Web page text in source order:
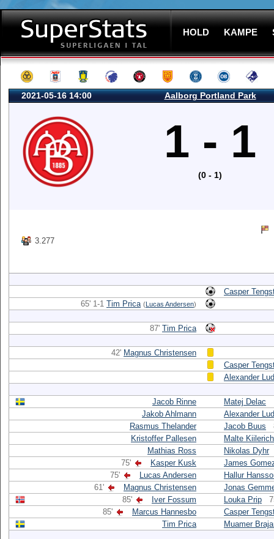
HOLD KAMPE
2021-05-16 14:00 Aalborg Portland Park
1 - 1
(0 - 1)
3.277
Casper
65' 1-1 Tim Prica (Lucas Andersen)
87' Tim Prica
42' Magnus Christensen
Casper
Alexander
Jacob Rinne
Matej Delac
Jakob Ahlmann
Alexander
Rasmus Thelander
Jacob Buus
Kristoffer Pallesen
Malte Kiilerich
Mathias Ross
Nikolas Dyhr
75'
Kasper Kusk
James
75'
Lucas Andersen
Hallur
61'
Magnus Christensen
Jonas
85'
Iver Fossum Louka Prip
85'
Marcus Hannesbo
Casper
Tim Prica
Muamer